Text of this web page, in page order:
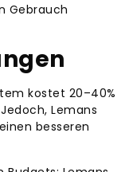
Gebrauch
kostet 20–40%
Lemans
besseren